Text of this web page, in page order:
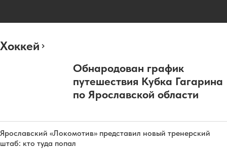
Хоккей
Обнародован график
путешествия Кубка Гагарина
по Ярославской области
Ярославский «Локомотив» представил новый тренерский
штаб: кто туда попал